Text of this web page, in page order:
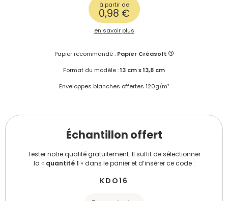
à partir de
0,98 €
en savoir plus
Papier recommandé :Papier Créasoft
Format du modèle :13 cm x 13,8 cm
Enveloppes blanches offertes 120g/m²
Échantillon offert
Tester notre qualité gratuitement. Il suffit de sélectionner
la « quantité 1 » dans le panier et d’insérer ce code :
KDO16